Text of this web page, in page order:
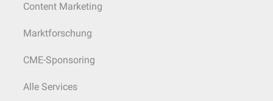
Content Marketing
Marktforschung
CME-Sponsoring
Alle Services